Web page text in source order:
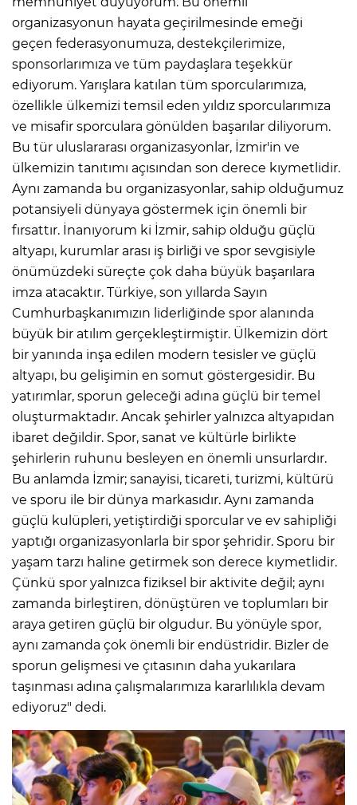
organizasyonun hayata geçirilmesinde emeği
geçen federasyonumuza, destekçilerimize,
sponsorlarımıza ve tüm paydaşlara teşekkür
ediyorum. Yarışlara katılan tüm sporcularımıza,
özellikle ülkemizi temsil eden yıldız sporcularımıza
ve misafir sporculara gönülden başarılar diliyorum.
Bu tür uluslararası organizasyonlar, İzmir'in ve
ülkemizin tanıtımı açısından son derece kıymetlidir.
Aynı zamanda bu organizasyonlar, sahip olduğumuz
potansiyeli dünyaya göstermek için önemli bir
fırsattır. İnanıyorum ki İzmir, sahip olduğu güçlü
altyapı, kurumlar arası iş birliği ve spor sevgisiyle
önümüzdeki süreçte çok daha büyük başarılara
imza atacaktır. Türkiye, son yıllarda Sayın
Cumhurbaşkanımızın liderliğinde spor alanında
büyük bir atılım gerçekleştirmiştir. Ülkemizin dört
bir yanında inşa edilen modern tesisler ve güçlü
altyapı, bu gelişimin en somut göstergesidir. Bu
yatırımlar, sporun geleceği adına güçlü bir temel
oluşturmaktadır. Ancak şehirler yalnızca altyapıdan
ibaret değildir. Spor, sanat ve kültürle birlikte
şehirlerin ruhunu besleyen en önemli unsurlardır.
Bu anlamda İzmir; sanayisi, ticareti, turizmi, kültürü
ve sporu ile bir dünya markasıdır. Aynı zamanda
güçlü kulüpleri, yetiştirdiği sporcular ve ev sahipliği
yaptığı organizasyonlarla bir spor şehridir. Sporu bir
yaşam tarzı haline getirmek son derece kıymetlidir.
Çünkü spor yalnızca fiziksel bir aktivite değil; aynı
zamanda birleştiren, dönüştüren ve toplumları bir
araya getiren güçlü bir olgudur. Bu yönüyle spor,
aynı zamanda çok önemli bir endüstridir. Bizler de
sporun gelişmesi ve çıtasının daha yukarılara
taşınması adına çalışmalarımıza kararlılıkla devam
ediyoruz" dedi.